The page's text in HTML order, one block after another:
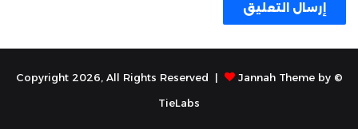
© Copyright 2026, All Rights Reserved |
Jannah Theme by
TieLabs